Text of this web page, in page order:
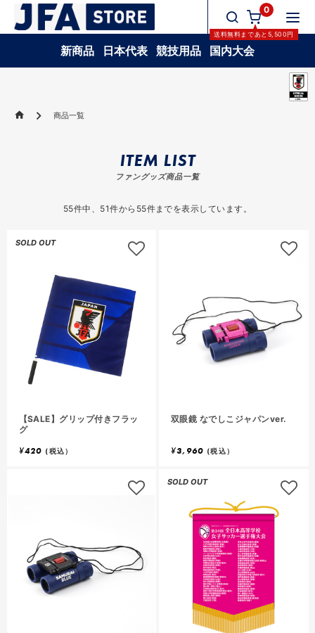
0
送料無料まであと 5,500円
新商品 日本代表 競技用品 国内大会
商品一覧
ITEM LIST
ファングッズ商品一覧
55件中、 51件から 55件までを表示しています。
SOLD OUT
【SALE】グリップ付きフラッ
グ
¥420 (税込）
双眼鏡 なでしこジャパンver.
¥3,960 (税込）
SOLD OUT